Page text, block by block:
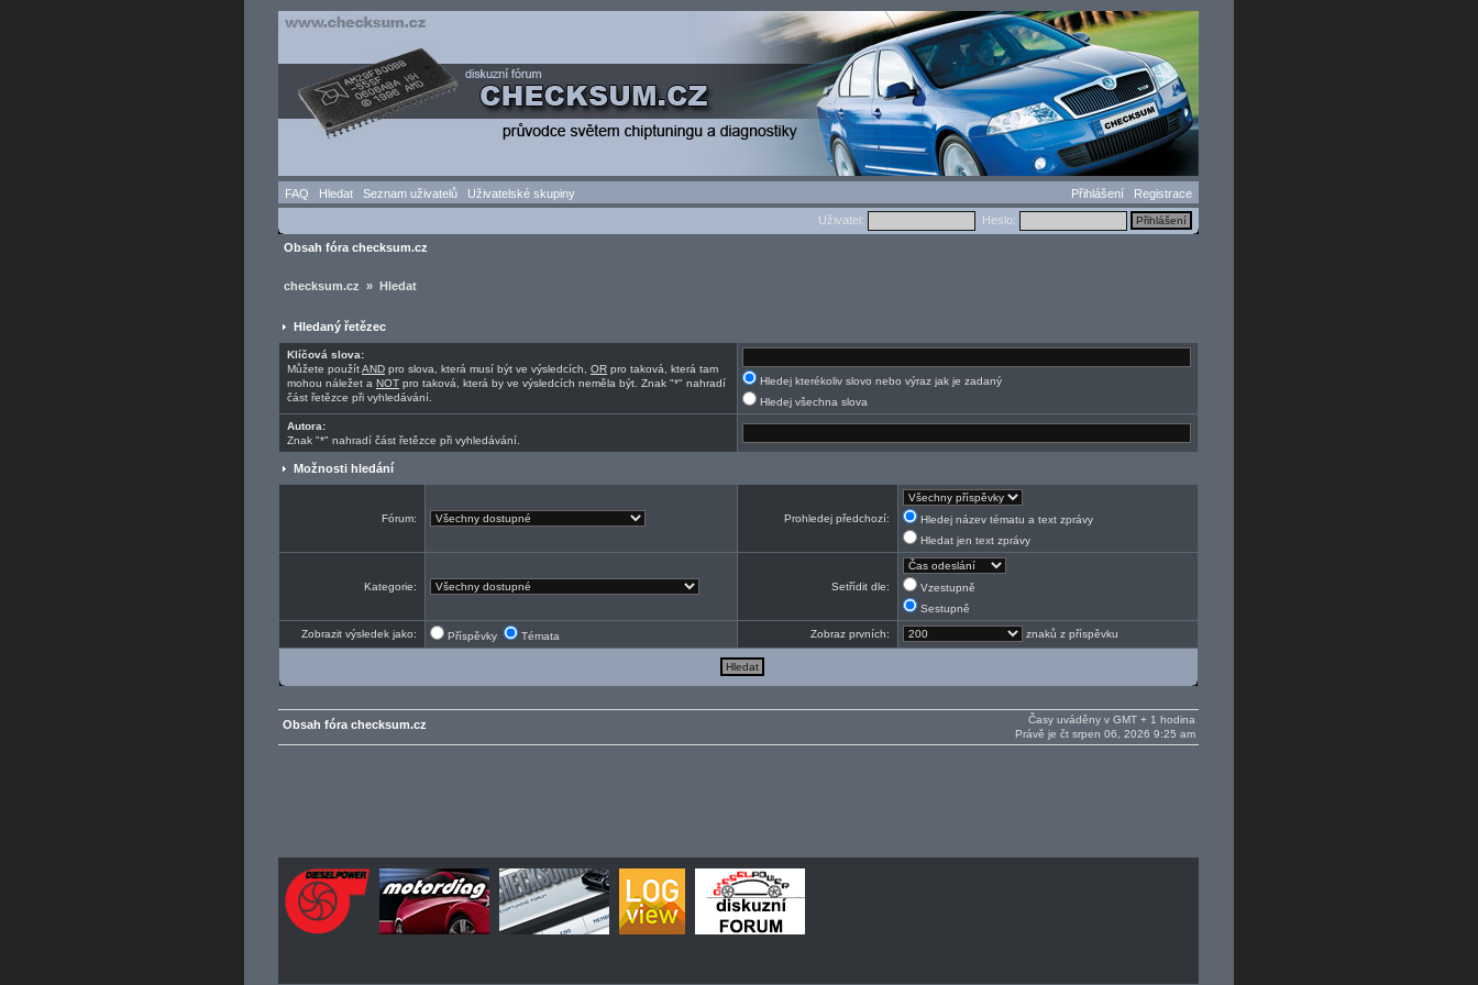
FAQ Hledat Seznam uživatelů Uživatelské skupiny Přihlášení
Registrace
Uživatel:
Heslo:
Obsah fóra checksum.cz
checksum.cz » Hledat
Hledaný řetězec
Klíčová slova:
Můžete použítAND pro slova, která musí být ve výsledcích, OR pro taková, která tam
mohou náležet a NOT pro taková, která by ve výsledcích neměla být. Znak "*" nahradí
část řetězce při vyhledávání.
Hledej kterékoliv slovo nebo výraz jak je zadaný
Hledej všechna slova
Autora:
Znak "*" nahradí část řetězce při vyhledávání.
Možnosti hledání
Fórum: Prohledej předchozí:
Hledej název tématu a text zprávy
Hledat jen text zprávy
Kategorie: Setřídit dle:
Vzestupně
Sestupně
Zobrazit výsledek jako: Příspěvky Témata Zobraz prvních: znaků z příspěvku
Časy uváděny v GMT + 1 hodina
Právě je čt srpen 06, 2026 9:25 am
Obsah fóra checksum.cz